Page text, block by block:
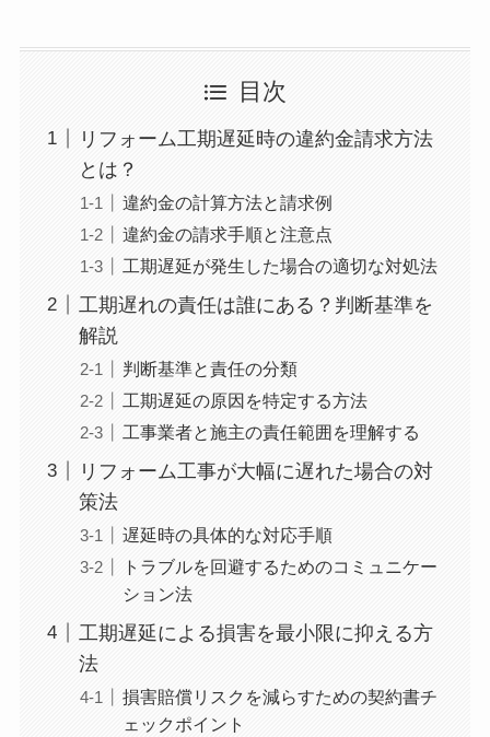
目次
リフォーム工期遅延時の違約金請求方法
とは？
違約金の計算方法と請求例
違約金の請求手順と注意点
工期遅延が発生した場合の適切な対処法
工期遅れの責任は誰にある？判断基準を
解説
判断基準と責任の分類
工期遅延の原因を特定する方法
工事業者と施主の責任範囲を理解する
リフォーム工事が大幅に遅れた場合の対
策法
遅延時の具体的な対応手順
トラブルを回避するためのコミュニケー
ション法
工期遅延による損害を最小限に抑える方
法
損害賠償リスクを減らすための契約書チ
ェックポイント